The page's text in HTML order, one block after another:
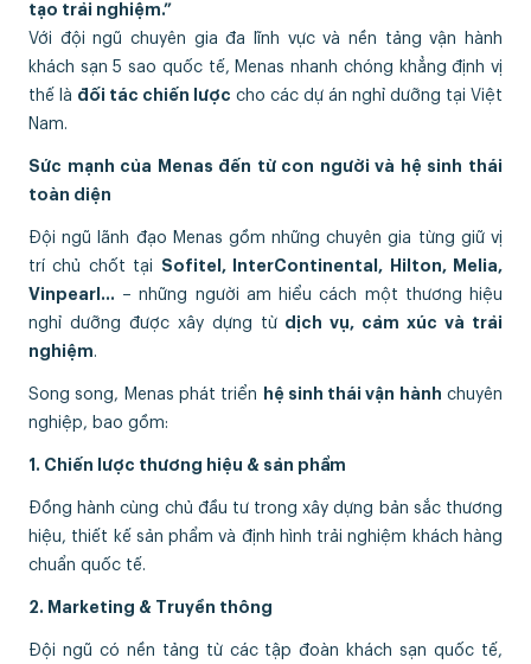
tạo trải nghiệm.”
Với đội ngũ chuyên gia đa lĩnh vực và nền tảng vận hành
khách sạn 5 sao quốc tế, Menas nhanh chóng khẳng định vị
thế là đối tác chiến lược cho các dự án nghỉ dưỡng tại Việt
Nam.
Sức mạnh của Menas đến từ con người và hệ sinh thái
toàn diện
Đội ngũ lãnh đạo Menas gồm những chuyên gia từng giữ vị
trí chủ chốt tại Sofitel, InterContinental, Hilton, Melia,
Vinpearl… – những người am hiểu cách một thương hiệu
nghỉ dưỡng được xây dựng từ dịch vụ, cảm xúc và trải
nghiệm.
Song song, Menas phát triển hệ sinh thái vận hành chuyên
nghiệp, bao gồm:
1. Chiến lược thương hiệu & sản phẩm
Đồng hành cùng chủ đầu tư trong xây dựng bản sắc thương
hiệu, thiết kế sản phẩm và định hình trải nghiệm khách hàng
chuẩn quốc tế.
2. Marketing & Truyền thông
Đội ngũ có nền tảng từ các tập đoàn khách sạn quốc tế,